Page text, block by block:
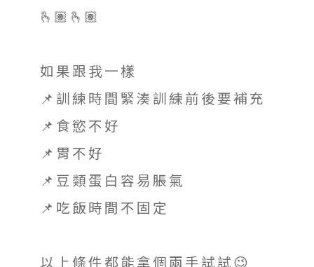
🫰🏽🫰🏽
如果跟我一樣
📌訓練時間緊湊訓練前後要補充
📌食慾不好
📌胃不好
📌豆類蛋白容易脹氣
📌吃飯時間不固定
以上條件都能拿個兩手試試😉